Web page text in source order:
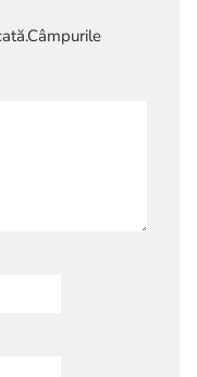
Câmpurile